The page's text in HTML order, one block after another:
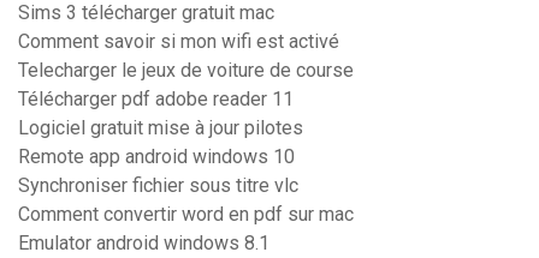
Sims 3 télécharger gratuit mac
Comment savoir si mon wifi est activé
Telecharger le jeux de voiture de course
Télécharger pdf adobe reader 11
Logiciel gratuit mise à jour pilotes
Remote app android windows 10
Synchroniser fichier sous titre vlc
Comment convertir word en pdf sur mac
Emulator android windows 8.1